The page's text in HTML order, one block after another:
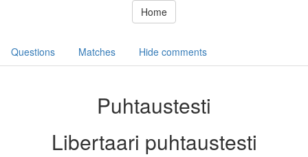
Home
Questions Matches Hide comments
Puhtaustesti
Libertaari puhtaustesti